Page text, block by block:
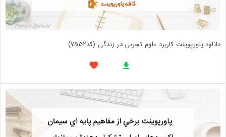
دانلود پاورپوینت کاربرد علوم تجربی در زندگی (کد7552)